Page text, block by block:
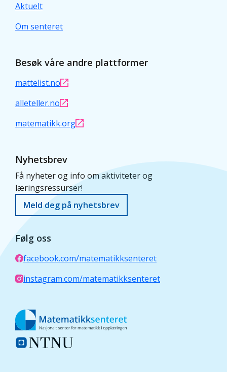
Aktuelt
Om senteret
Besøk våre andre plattformer
mattelist.no
alleteller.no
matematikk.org
Nyhetsbrev
Få nyheter og info om aktiviteter og
læringsressurser!
Meld deg på nyhetsbrev
Følg oss
facebook.com/matematikksenteret
instagram.com/matematikksenteret